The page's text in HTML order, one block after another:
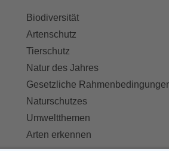
Biodiversität
Artenschutz
Tierschutz
Natur des Jahres
Gesetzliche
Naturschutzes
Umweltthemen
Arten erkennen